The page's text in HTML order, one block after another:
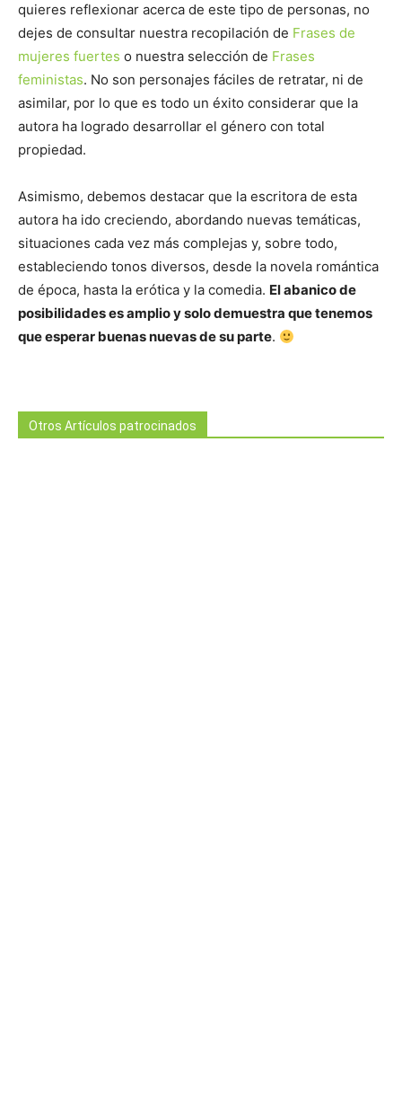
quieres reflexionar acerca de este tipo de personas, no
dejes de consultar nuestra recopilación de Frases de
mujeres fuertes o nuestra selección de Frases
feministas. No son personajes fáciles de retratar, ni de
asimilar, por lo que es todo un éxito considerar que la
autora ha logrado desarrollar el género con total
propiedad.
Asimismo, debemos destacar que la escritora de esta
autora ha ido creciendo, abordando nuevas temáticas,
situaciones cada vez más complejas y, sobre todo,
estableciendo tonos diversos, desde la novela romántica
de época, hasta la erótica y la comedia. El abanico de
posibilidades es amplio y solo demuestra que tenemos
que esperar buenas nuevas de su parte.
Otros Artículos patrocinados